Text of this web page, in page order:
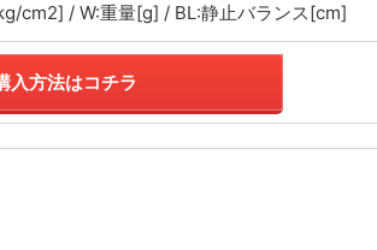
cm2] / W:重量[g] / BL:静止バランス[cm]
入方法はコチラ